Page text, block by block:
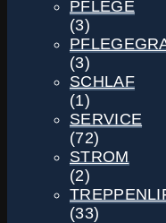
PFLEGE
(3)
(3)
SCHLAF
(1)
SERVICE
(72)
STROM
(2)
(33)